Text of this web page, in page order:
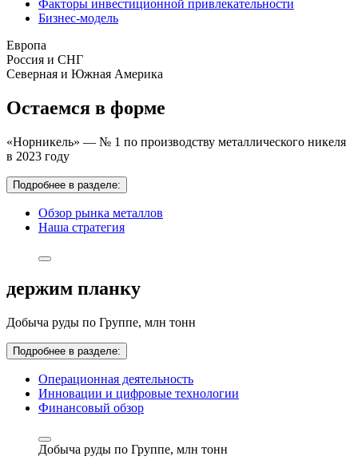
Факторы инвестиционной привлекательности
Бизнес-модель
Европа
Россия и СНГ
Северная и Южная Америка
Остаемся в форме
«Норникель» — № 1 по производству металлического никеля
в 2023 году
Подробнее в разделе:
Обзор рынка металлов
Наша стратегия
держим планку
Добыча руды по Группе, млн тонн
Подробнее в разделе:
Операционная деятельность
Инновации и цифровые технологии
Финансовый обзор
Добыча руды по Группе, млн тонн